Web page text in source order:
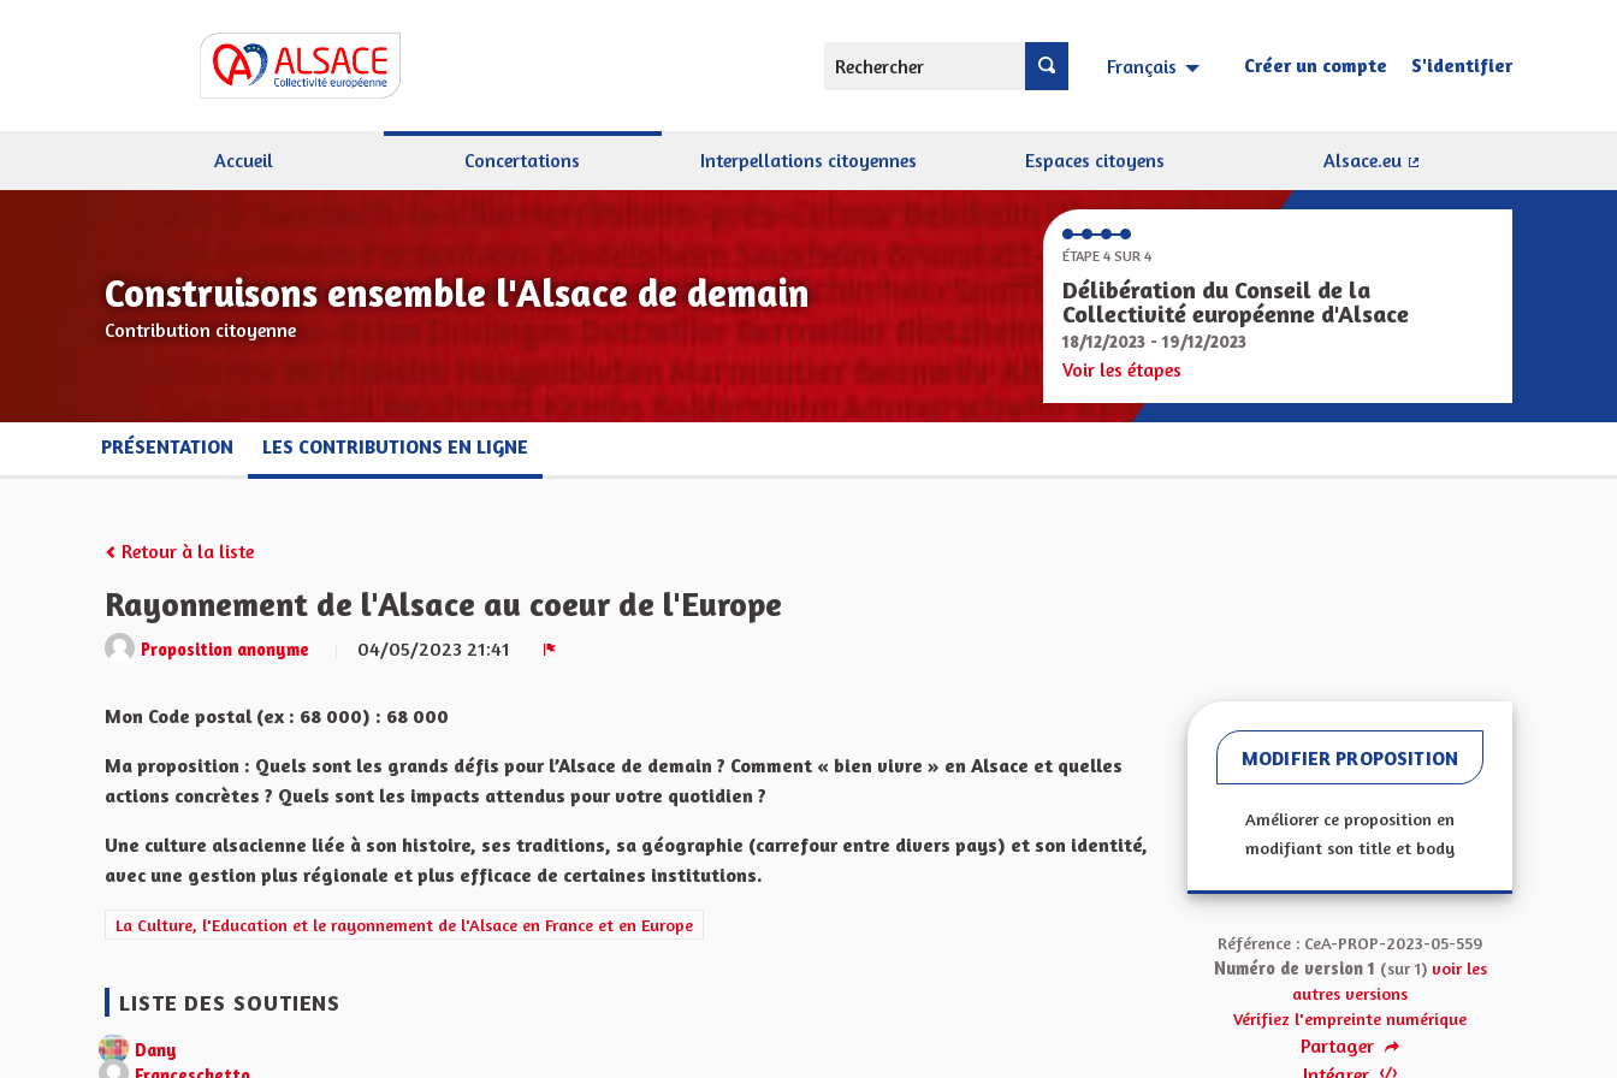
Rechercher Français Choisir la langue Sprache wählen
Créer un compte S'identifier
Accueil Concertations Interpellations citoyennes Espaces citoyens
Alsace.eu
Construisons ensemble l'Alsace de demain
Contribution citoyenne
ÉTAPE 4 SUR 4
Délibération du Conseil de la
Collectivité européenne d'Alsace
18/12/2023 - 19/12/2023
Voir les étapes
PRÉSENTATION LES CONTRIBUTIONS EN LIGNE
Retour à la liste
Rayonnement de l'Alsace au coeur de l'Europe
Proposition anonyme
04/05/2023 21:41
Mon Code postal (ex : 68 000) : 68 000
Ma proposition : Quels sont les grands défis pour l’Alsace de demain ? Comment « bien vivre » en Alsace et quelles
actions concrètes ? Quels sont les impacts attendus pour votre quotidien ?
Une culture alsacienne liée à son histoire, ses traditions, sa géographie (carrefour entre divers pays) et son identité,
avec une gestion plus régionale et plus efficace de certaines institutions.
Filtrer les résultats de la catégorie : La Culture, l'Education et le rayonnement de l'Alsace en France et en Europe
La Culture, l'Education et le rayonnement de l'Alsace en France et en Europe
LISTE DES SOUTIENS
Dany
MODIFIER PROPOSITION
Améliorer ce proposition en
modifiant son title et body
Référence : CeA-PROP-2023-05-559
Numéro de version 1 (sur 1) voir les
autres versions
Vérifiez l'empreinte numérique
Partager